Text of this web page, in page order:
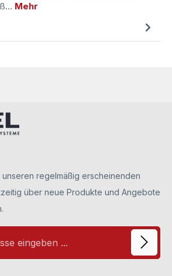
Mehr
regelmäßig erscheinenden
über neue Produkte und Angebote